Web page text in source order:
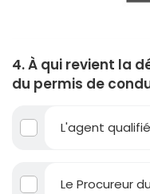
4. À qui revient la
du permis de
L'agent qualifié
Le Procureur